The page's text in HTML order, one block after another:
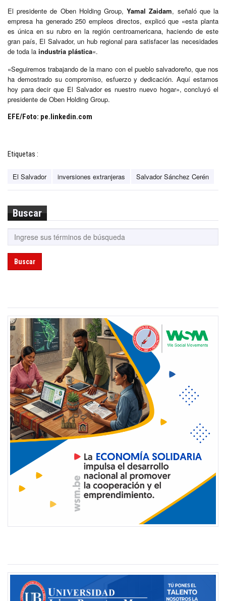
El presidente de Oben Holding Group,Yamal Zaidam, señaló que la
empresa ha generado 250 empleos directos, explicó que «esta planta
es única en su rubro en la región centroamericana, haciendo de este
gran país, El Salvador, un hub regional para satisfacer las necesidades
de toda la industria plástica«.
«Seguiremos trabajando de la mano con el pueblo salvadoreño, que nos
ha demostrado su compromiso, esfuerzo y dedicación. Aquí estamos
hoy para decir que El Salvador es nuestro nuevo hogar», concluyó el
presidente de Oben Holding Group.
EFE/Foto: pe.linkedin.com
Etiquetas :
El Salvador inversiones extranjeras Salvador Sánchez Cerén
Buscar
Buscar